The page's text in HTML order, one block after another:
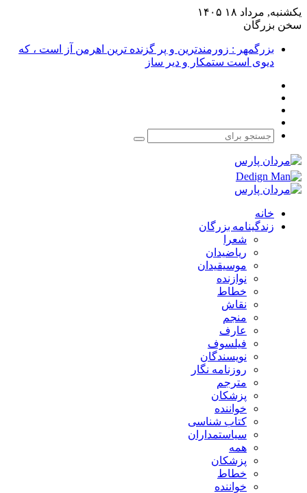
یکشنبه, مرداد ۱۸ ۱۴۰۵
سخن بزرگان
بزرگمهر : زورمندترین و پر گزنده ترین اهرمن آز است ، که
دیوی است ستمکار و دیر ساز
جستجو
خانه
زندگینامه بزرگان
شعرا
ریاضیدان
موسیقیدان
نوازنده
خطاط
نقاش
منجم
عارف
فیلسوف
نویسندگان
روزنامه نگار
مترجم
پزشکان
خواننده
کتاب شناسی
سیاستمداران
همه
پزشکان
خطاط
خواننده